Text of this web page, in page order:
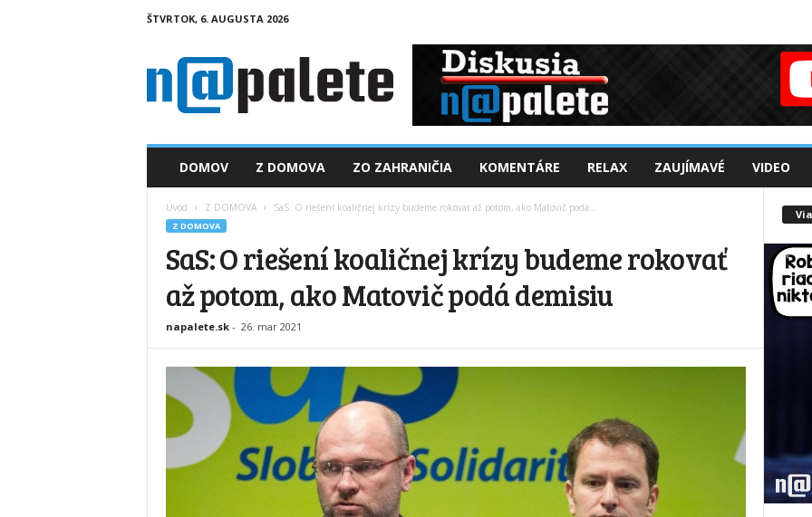
ŠTVRTOK, 6. AUGUSTA 2026
a
DOMOV Z DOMOVA ZO ZAHRANIČIA KOMENTÁRE RELAX ZAUJÍMAVÉ VIDEO
Úvod Z DOMOVA SaS: O riešení koaličnej krízy budeme rokovať až potom, ako Matovič podá...
Z DOMOVA
SaS: O riešení koaličnej krízy budeme rokovať
až potom, ako Matovič podá demisiu
napalete.sk- 26. mar 2021